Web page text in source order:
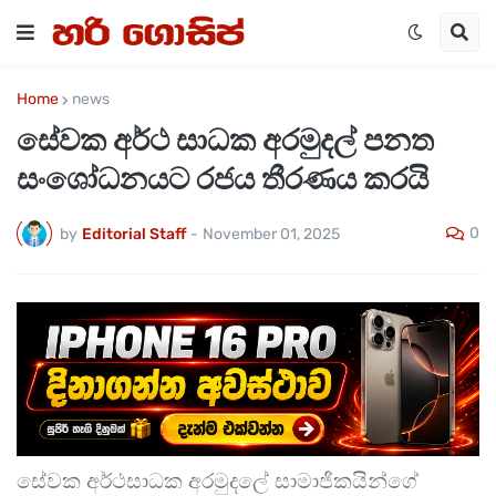
Home news
සේවක අර්ථ සාධක අරමුදල් පනත
සංශෝධනයට රජය තීරණය කරයි
by Editorial Staff - November 01, 2025 0
සේවක අර්ථසාධක අරමුදලේ සාමාජිකයින්ගේ